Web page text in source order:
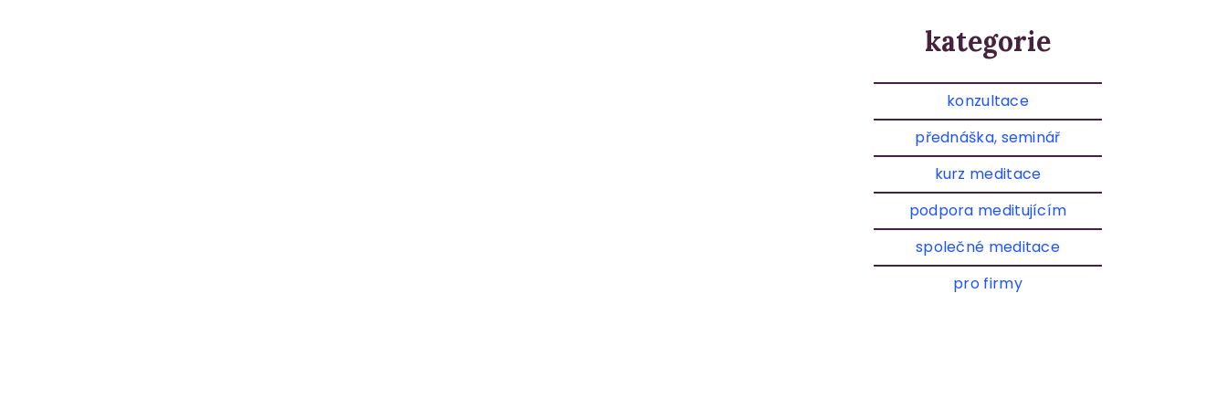
kategorie
konzultace
přednáška, seminář
kurz meditace
podpora meditujícím
společné meditace
pro firmy